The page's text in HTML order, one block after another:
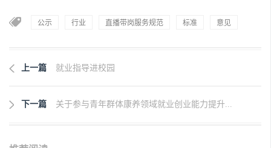
公示 行业 直播带岗服务规范 标准 意见
上一篇 就业指导进校园
下一篇 关于参与青年群体康养领域就业创业能力提升...